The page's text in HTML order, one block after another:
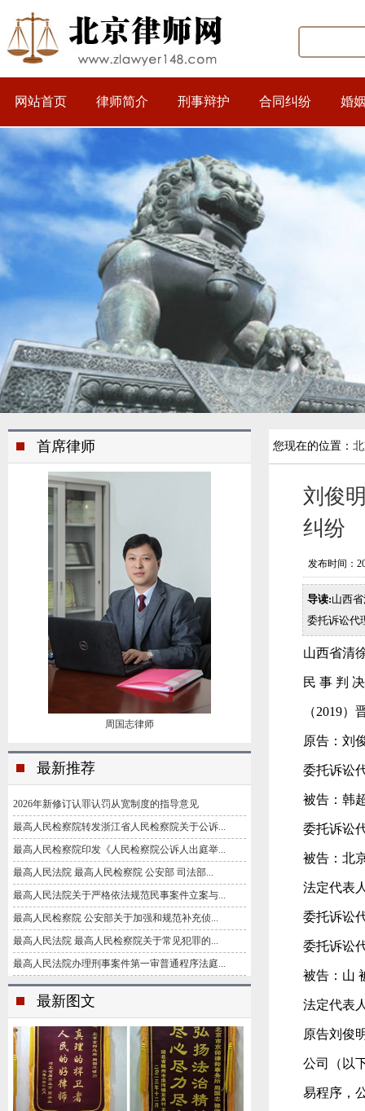
网站首页 律师简介 刑事辩护 合同纠纷 婚
首席律师
周国志律师
最新推荐
2026年新修订认罪认罚从宽制度的指导意见
最高人民检察院转发浙江省人民检察院关于公诉...
最高人民检察院印发《人民检察院公诉人出庭举...
最高人民法院 最高人民检察院 公安部 司法部...
最高人民法院关于严格依法规范民事案件立案与...
最高人民检察院 公安部关于加强和规范补充侦...
最高人民法院 最高人民检察院关于常见犯罪的...
最高人民法院办理刑事案件第一审普通程序法庭...
最新图文
您现在的位置：
刘俊
纠纷
发布时间：
导读:山西
委托诉讼代
山西省清
民 事 判
（2019）
原告：刘
委托诉讼
被告：韩
委托诉讼
被告： 北
法定代表
委托诉讼
委托诉讼
被告：山
法定代表
原告刘俊
公司（以
易程序，